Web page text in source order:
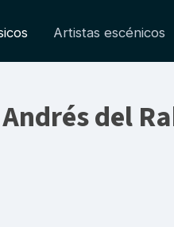
Artistas escénicos
del